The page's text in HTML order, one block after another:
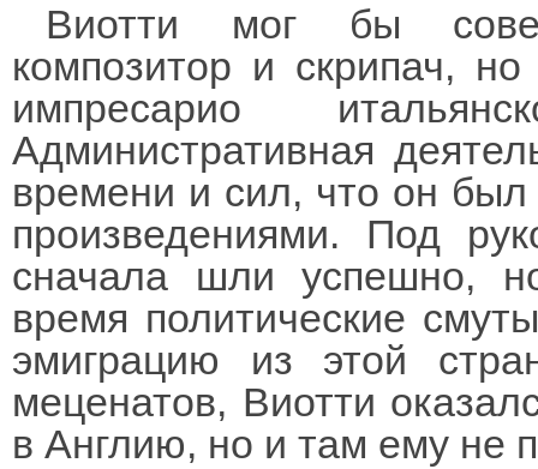
Виотти мог бы
композитор и скрипач,
импресарио
Административная
времени и сил, что он
произведениями. Под
сначала шли успешно,
время политические
эмиграцию из этой
меценатов, Виотти
в Англию, но и там ему не